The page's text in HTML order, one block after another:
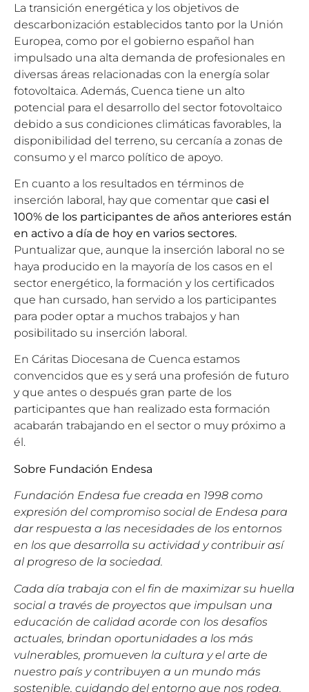
La transición energética y los objetivos de
descarbonización establecidos tanto por la Unión
Europea, como por el gobierno español han
impulsado una alta demanda de profesionales en
diversas áreas relacionadas con la energía solar
fotovoltaica. Además, Cuenca tiene un alto
potencial para el desarrollo del sector fotovoltaico
debido a sus condiciones climáticas favorables, la
disponibilidad del terreno, su cercanía a zonas de
consumo y el marco político de apoyo.
En cuanto a los resultados en términos de
inserción laboral, hay que comentar que casi el
100% de los participantes de años anteriores están
en activo a día de hoy en varios sectores.
Puntualizar que, aunque la inserción laboral no se
haya producido en la mayoría de los casos en el
sector energético, la formación y los certificados
que han cursado, han servido a los participantes
para poder optar a muchos trabajos y han
posibilitado su inserción laboral.
En Cáritas Diocesana de Cuenca estamos
convencidos que es y será una profesión de futuro
y que antes o después gran parte de los
participantes que han realizado esta formación
acabarán trabajando en el sector o muy próximo a
él.
Sobre Fundación Endesa
Fundación Endesa fue creada en 1998 como
expresión del compromiso social de Endesa para
dar respuesta a las necesidades de los entornos
en los que desarrolla su actividad y contribuir así
al progreso de la sociedad.
Cada día trabaja con el fin de maximizar su huella
social a través de proyectos que impulsan una
educación de calidad acorde con los desafíos
actuales, brindan oportunidades a los más
vulnerables, promueven la cultura y el arte de
nuestro país y contribuyen a un mundo más
sostenible, cuidando del entorno que nos rodea.